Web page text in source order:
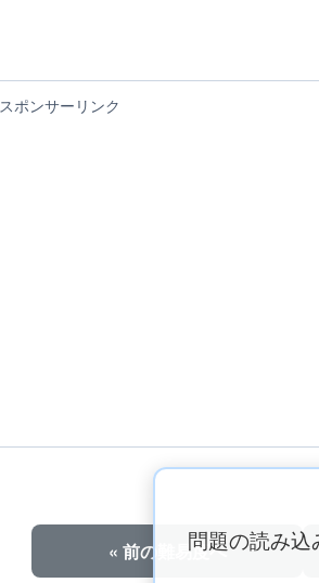
スポンサーリンク
問題の読み込
« 前の難易度へ